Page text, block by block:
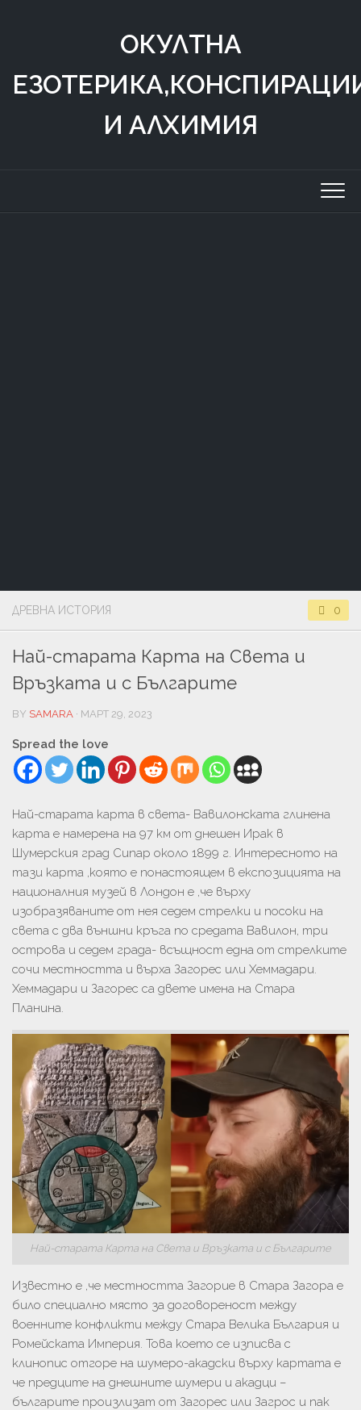
ОКУЛТНА
И АЛХИМИЯ
ДРЕВНА ИСТОРИЯ 0
Най-старата Карта на Света и
Връзката и с Българите
BY SAMARA · МАРТ 29, 2023
Spread the love
Най-старата карта в света- Вавилонската глинена
карта е намерена на 97 км от днешен Ирак в
Шумерския град Сипар около 1899 г. Интересното на
тази карта ,която е понастоящем в експозицията на
националния музей в Лондон е ,че върху
изобразяваните от нея седем стрелки и посоки на
света с два външни кръга по средата Вавилон, три
острова и седем града- всъщност една от стрелките
сочи местността и върха Загорес или Хеммадари.
Хеммадари и Загорес са двете имена на Стара
Планина.
Най-старата Карта на Света и Връзката и с Българите
Известно е ,че местността Загорие в Стара Загора е
било специално място за договореност между
военните конфликти между Стара Велика България и
Ромейската Империя. Това което се изписва с
клинопис отгоре на шумеро-акадски върху картата е
че предците на днешните шумери и акадци –
българите произлизат от Загорес или Загрос и пак